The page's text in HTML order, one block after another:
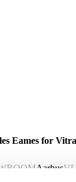
Eames for
Aarhus